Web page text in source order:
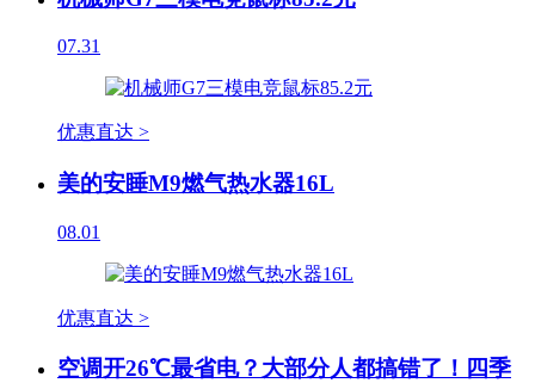
07.31
优惠直达 >
美的安睡M9燃气热水器16L
08.01
优惠直达 >
空调开26℃最省电？大部分人都搞错了！四季